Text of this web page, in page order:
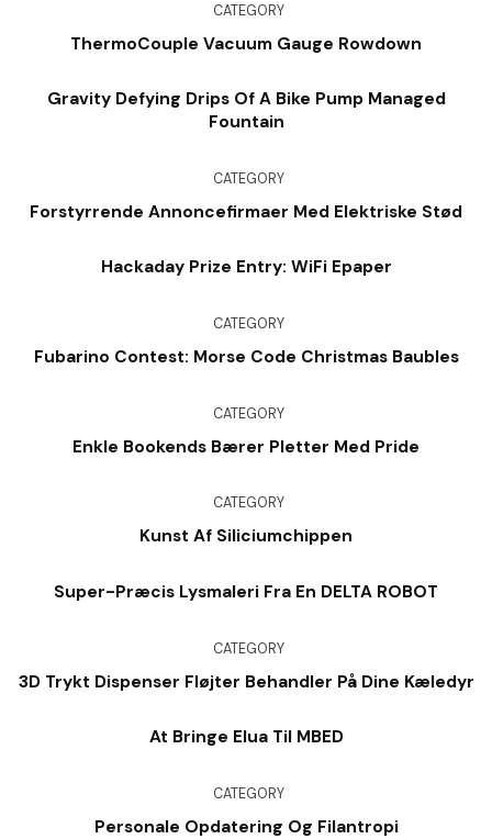
CATEGORY
ThermoCouple Vacuum Gauge Rowdown
Gravity Defying Drips Of A Bike Pump Managed
Fountain
CATEGORY
Forstyrrende Annoncefirmaer Med Elektriske Stød
Hackaday Prize Entry: WiFi Epaper
CATEGORY
Fubarino Contest: Morse Code Christmas Baubles
CATEGORY
Enkle Bookends Bærer Pletter Med Pride
CATEGORY
Kunst Af Siliciumchippen
Super-Præcis Lysmaleri Fra En DELTA ROBOT
CATEGORY
3D Trykt Dispenser Fløjter Behandler På Dine Kæledyr
At Bringe Elua Til MBED
CATEGORY
Personale Opdatering Og Filantropi